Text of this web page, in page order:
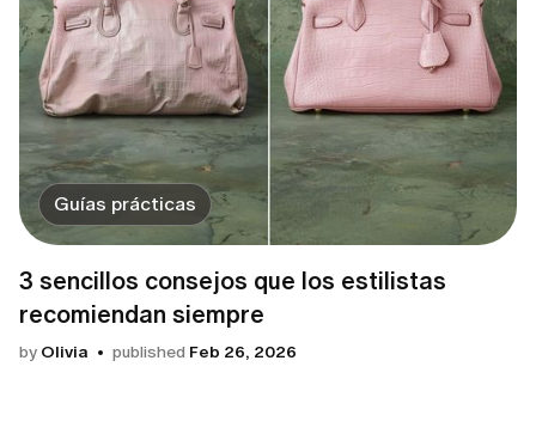
Guías prácticas
3 sencillos consejos que los estilistas
recomiendan siempre
by Olivia published Feb 26, 2026